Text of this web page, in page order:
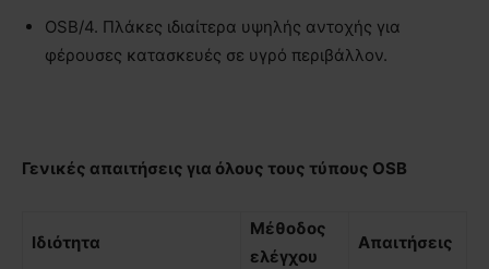
OSB/4. Πλάκες ιδιαίτερα υψηλής αντοχής για
φέρουσες κατασκευές σε υγρό περιβάλλον.
Γενικές απαιτήσεις για όλους τους τύπους OSB
Ιδιότητα
Μέθοδος
ελέγχου
Απαιτήσεις